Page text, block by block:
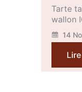
et aux
14